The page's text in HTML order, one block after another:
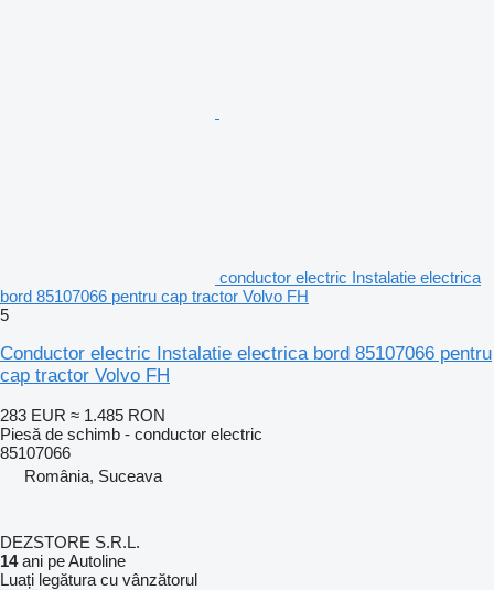
conductor electric Instalatie electrica
bord 85107066 pentru cap tractor Volvo FH
5
Conductor electric Instalatie electrica bord 85107066 pentru
cap tractor Volvo FH
283 EUR ≈ 1.485 RON
Piesă de schimb - conductor electric
85107066
România, Suceava
DEZSTORE S.R.L.
14ani pe Autoline
Luați legătura cu vânzătorul